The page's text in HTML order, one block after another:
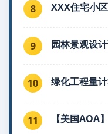
8 XXX住宅小
9 园林景观设
10 绿化工程量
11 【美国AOA